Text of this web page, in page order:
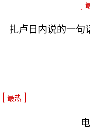
扎卢日内说的一句
最热